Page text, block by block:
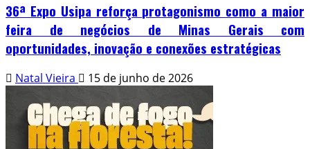
36ª Expo Usipa reforça protagonismo como a maior
feira de negócios de Minas Gerais com
oportunidades, inovação e conexões estratégicas
Natal Vieira 15 de junho de 2026